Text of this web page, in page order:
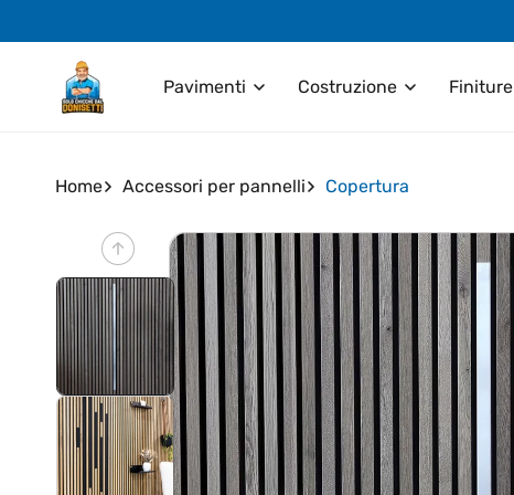
ai contenuti
Pavimenti Costruzione Finiture
Home Accessori per pannelli Copertura
Passa alle
informazioni
sul prodotto